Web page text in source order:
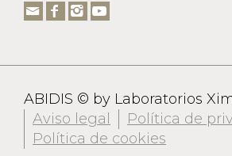
ABIDIS © by Laboratorios
Aviso legal
Política de
Política de cookies